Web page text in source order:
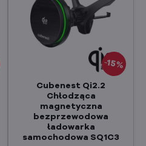
15%
Cubenest Qi2.2
Chłodząca
magnetyczna
bezprzewodowa
ładowarka
samochodowa SQ1C3